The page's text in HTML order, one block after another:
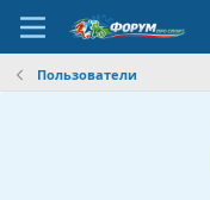
Пользователи